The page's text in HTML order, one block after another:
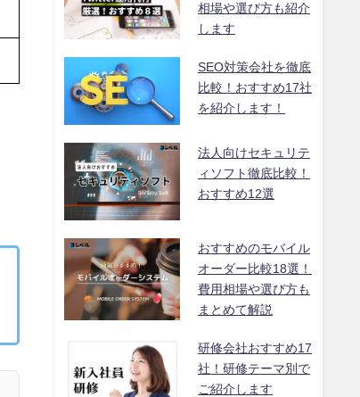
相場や選び方も紹介
します
SEO対策会社を徹底
比較！おすすめ17社
を紹介します！
法人向けセキュリテ
ィソフト徹底比較！
おすすめ12選
おすすめのモバイル
オーダー比較18選！
費用相場や選び方も
まとめて解説
研修会社おすすめ17
社！研修テーマ別で
ご紹介します